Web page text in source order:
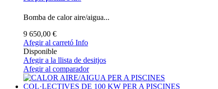
Bomba de calor aire/aigua...
9 650,00 €
Afegir al carretó Info
Disponible
Afegir a la llista de desitjos
Afegir al comparador